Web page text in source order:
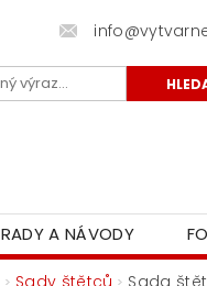
RADY A NÁVODY